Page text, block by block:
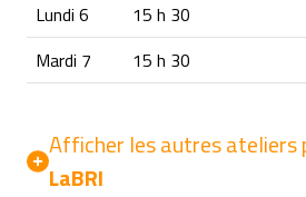
Lundi 6
15 h 30
Mardi 7
15 h 30
Afficher les autres ateliers
LaBRI